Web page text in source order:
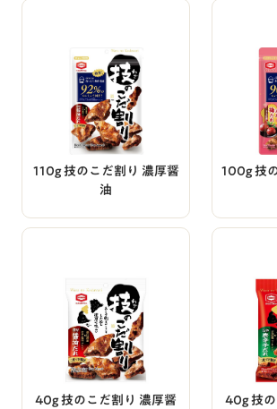
110g 技のこだ割り 濃厚醤
油
100g 技
40g 技のこだ割り 濃厚醤
40g 技